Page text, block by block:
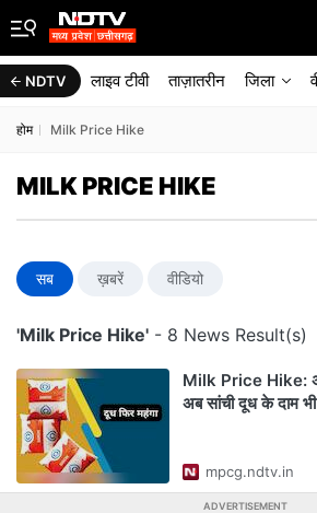
NDTV लाइव टीवी ताज़ातरीन जिला
होम Milk Price Hike
MILK PRICE HIKE
सब ख़बरें वीडियो
'Milk Price Hike' - 8 News Result(s)
Milk Price Hike:
अब सांची दूध के दाम
mpcg.ndtv.in
ADVERTISEMENT